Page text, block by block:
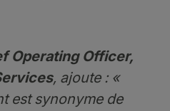
Operating Officer,
, ajoute : «
est synonyme de